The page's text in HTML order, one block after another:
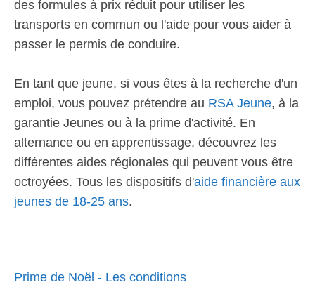
des formules à prix réduit pour utiliser les
transports en commun ou l'aide pour vous aider à
passer le permis de conduire.
En tant que jeune, si vous êtes à la recherche d'un
emploi, vous pouvez prétendre au RSA Jeune, à la
garantie Jeunes ou à la prime d'activité. En
alternance ou en apprentissage, découvrez les
différentes aides régionales qui peuvent vous être
octroyées. Tous les dispositifs d'aide financière aux
jeunes de 18-25 ans.
Prime de Noël - Les conditions